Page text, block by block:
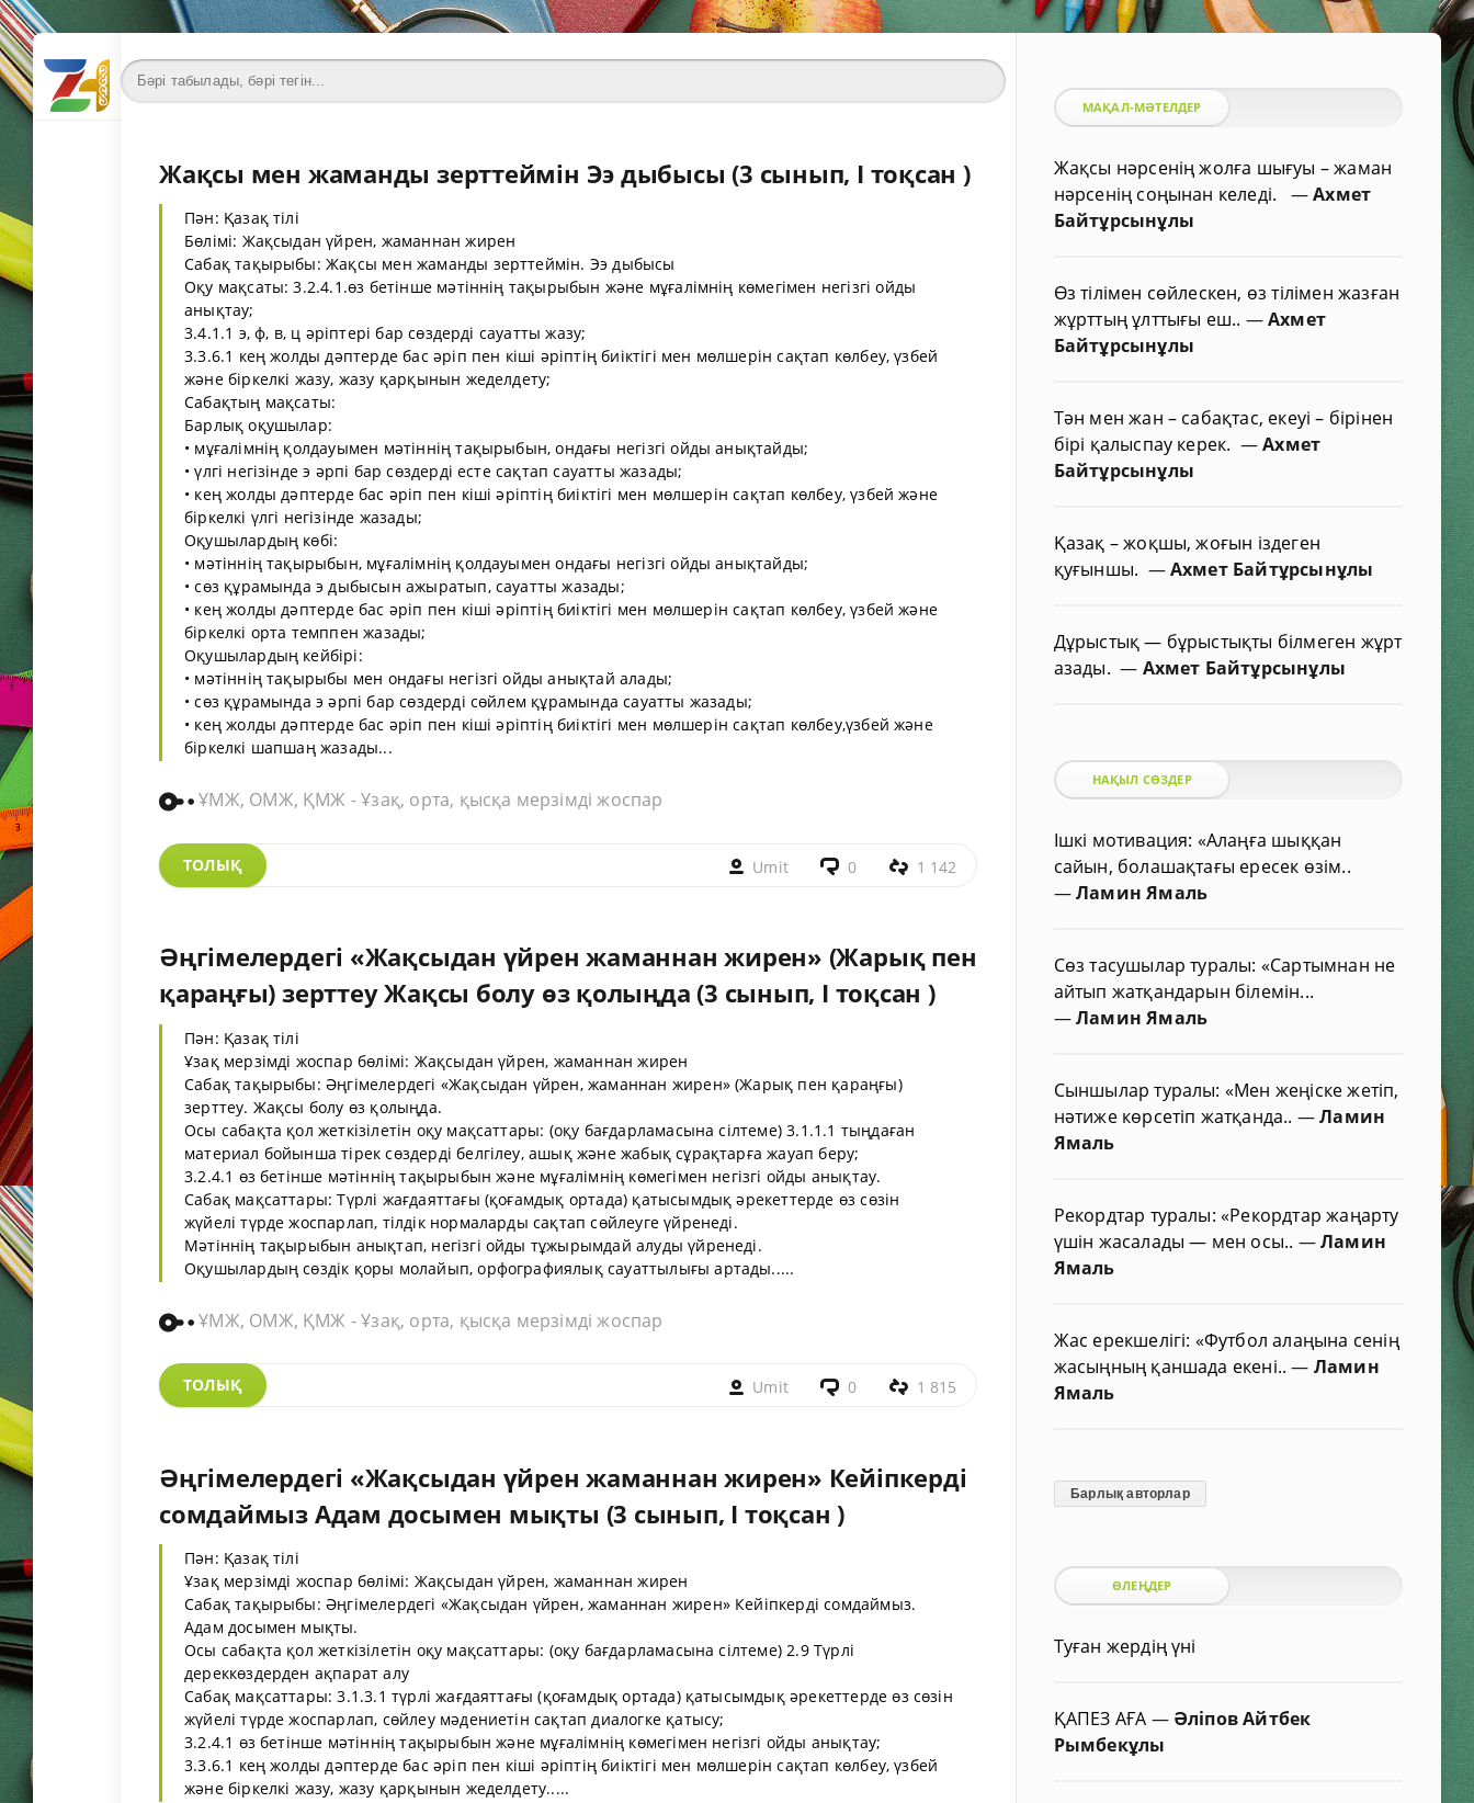
Жақсы мен жаманды зерттеймін Ээ дыбысы (3 сынып, I тоқсан )
Пән: Қазақ тілі
Бөлімі: Жақсыдан үйрен, жаманнан жирен
Сабақ тақырыбы: Жақсы мен жаманды зерттеймін. Ээ дыбысы
Оқу мақсаты: 3.2.4.1.өз бетінше мәтіннің тақырыбын және мұғалімнің көмегімен негізгі ойды
анықтау;
3.4.1.1 э, ф, в, ц әріптері бар сөздерді сауатты жазу;
3.3.6.1 кең жолды дәптерде бас әріп пен кіші әріптің биіктігі мен мөлшерін сақтап көлбеу, үзбей
және біркелкі жазу, жазу қарқынын жеделдету;
Сабақтың мақсаты:
Барлық оқушылар:
• мұғалімнің қолдауымен мәтіннің тақырыбын, ондағы негізгі ойды анықтайды;
• үлгі негізінде э әрпі бар сөздерді есте сақтап сауатты жазады;
• кең жолды дәптерде бас әріп пен кіші әріптің биіктігі мен мөлшерін сақтап көлбеу, үзбей және
біркелкі үлгі негізінде жазады;
Оқушылардың көбі:
• мәтіннің тақырыбын, мұғалімнің қолдауымен ондағы негізгі ойды анықтайды;
• сөз құрамында э дыбысын ажыратып, сауатты жазады;
• кең жолды дәптерде бас әріп пен кіші әріптің биіктігі мен мөлшерін сақтап көлбеу, үзбей және
біркелкі орта темппен жазады;
Оқушылардың кейбірі:
• мәтіннің тақырыбы мен ондағы негізгі ойды анықтай алады;
• сөз құрамында э әрпі бар сөздерді сөйлем құрамында сауатты жазады;
• кең жолды дәптерде бас әріп пен кіші әріптің биіктігі мен мөлшерін сақтап көлбеу,үзбей және
біркелкі шапшаң жазады...
ҰМЖ, ОМЖ, ҚМЖ - Ұзақ, орта, қысқа мерзімді жоспар
ТОЛЫҚ Umit 0 1 142
Әңгімелердегі «Жақсыдан үйрен жаманнан жирен» (Жарық пен
қараңғы) зерттеу Жақсы болу өз қолыңда (3 сынып, I тоқсан )
Пән: Қазақ тілі
Ұзақ мерзімді жоспар бөлімі: Жақсыдан үйрен, жаманнан жирен
Сабақ тақырыбы: Әңгімелердегі «Жақсыдан үйрен, жаманнан жирен» (Жарық пен қараңғы)
зерттеу. Жақсы болу өз қолыңда.
Осы сабақта қол жеткізілетін оқу мақсаттары: (оқу бағдарламасына сілтеме) 3.1.1.1 тыңдаған
материал бойынша тірек сөздерді белгілеу, ашық және жабық сұрақтарға жауап беру;
3.2.4.1 өз бетінше мәтіннің тақырыбын және мұғалімнің көмегімен негізгі ойды анықтау.
Сабақ мақсаттары: Түрлі жағдаяттағы (қоғамдық ортада) қатысымдық әрекеттерде өз сөзін
жүйелі түрде жоспарлап, тілдік нормаларды сақтап сөйлеуге үйренеді.
Мәтіннің тақырыбын анықтап, негізгі ойды тұжырымдай алуды үйренеді.
Оқушылардың сөздік қоры молайып, орфографиялық сауаттылығы артады.....
ҰМЖ, ОМЖ, ҚМЖ - Ұзақ, орта, қысқа мерзімді жоспар
ТОЛЫҚ Umit 0 1 815
Әңгімелердегі «Жақсыдан үйрен жаманнан жирен» Кейіпкерді
сомдаймыз Адам досымен мықты (3 сынып, I тоқсан )
Пән: Қазақ тілі
Ұзақ мерзімді жоспар бөлімі: Жақсыдан үйрен, жаманнан жирен
Сабақ тақырыбы: Әңгімелердегі «Жақсыдан үйрен, жаманнан жирен» Кейіпкерді сомдаймыз.
Адам досымен мықты.
Осы сабақта қол жеткізілетін оқу мақсаттары: (оқу бағдарламасына сілтеме) 2.9 Түрлі
дереккөздерден ақпарат алу
Сабақ мақсаттары: 3.1.3.1 түрлі жағдаяттағы (қоғамдық ортада) қатысымдық әрекеттерде өз сөзін
жүйелі түрде жоспарлап, сөйлеу мәдениетін сақтап диалогке қатысу;
3.2.4.1 өз бетінше мәтіннің тақырыбын және мұғалімнің көмегімен негізгі ойды анықтау;
3.3.6.1 кең жолды дәптерде бас әріп пен кіші әріптің биіктігі мен мөлшерін сақтап көлбеу, үзбей
және біркелкі жазу, жазу қарқынын жеделдету.....
МАҚАЛ-МӘТЕЛДЕР
Жақсы нәрсенің жолға шығуы – жаман
нәрсенің соңынан келеді. —Ахмет
Байтұрсынұлы
Өз тілімен сөйлескен, өз тілімен жазған
жұрттың ұлттығы еш.. —Ахмет
Байтұрсынұлы
Тән мен жан – сабақтас, екеуі – бірінен
бірі қалыспау керек. —Ахмет
Байтұрсынұлы
Қазақ – жоқшы, жоғын іздеген
қуғыншы. —Ахмет Байтұрсынұлы
Дұрыстық — бұрыстықты білмеген жұрт
азады.— Ахмет Байтұрсынұлы
НАҚЫЛ СӨЗДЕР
Ішкі мотивация: «Алаңға шыққан
сайын, болашақтағы ересек өзім..
—Ламин Ямаль
Сөз тасушылар туралы: «Сартымнан не
айтып жатқандарын білемін...
—Ламин Ямаль
Сыншылар туралы: «Мен жеңіске жетіп,
нәтиже көрсетіп жатқанда.. —Ламин
Ямаль
Рекордтар туралы: «Рекордтар жаңарту
үшін жасалады — мен осы.. —Ламин
Ямаль
Жас ерекшелігі: «Футбол алаңына сенің
жасыңның қаншада екені..— Ламин
Ямаль
Барлық авторлар
ӨЛЕҢДЕР
Туған жердің үні
ҚАПЕЗ АҒА — Әліпов Айтбек
Рымбекұлы